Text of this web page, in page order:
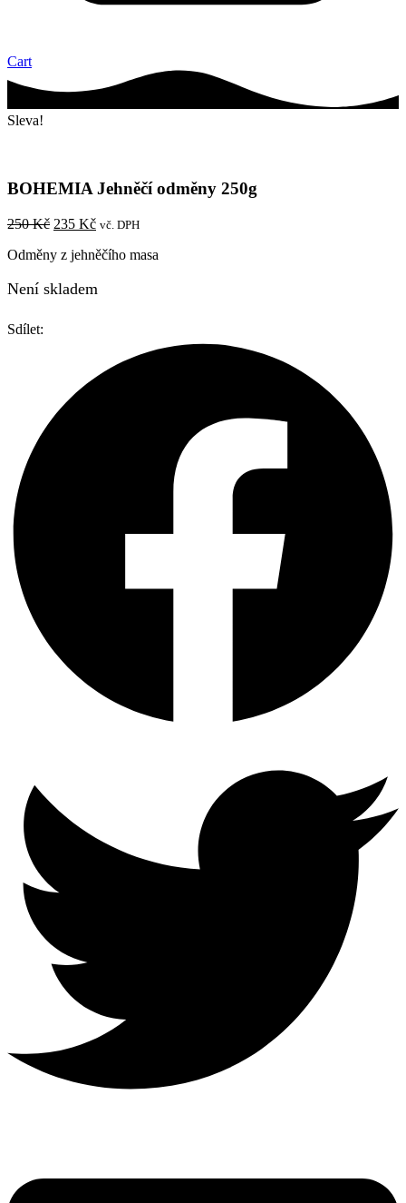
Cart
Sleva!
BOHEMIA Jehněčí odměny 250g
250Kč Původní
byla:
235 KčAktuální
je:
vč. DPH
Odměny z jehněčího masa
Není skladem
Sdílet: